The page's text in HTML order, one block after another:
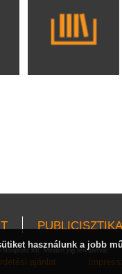
PUBLICISZTIKA
Kft. Minden jog fenntartva!
ajánlat
használunk a jobb